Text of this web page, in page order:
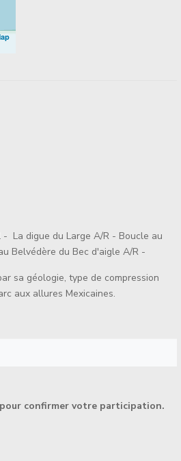
La digue du Large A/R - Boucle au
Belvédère du Bec d'aigle A/R -
sa géologie, type de compression
aux allures Mexicaines.
pour confirmer votre participation.